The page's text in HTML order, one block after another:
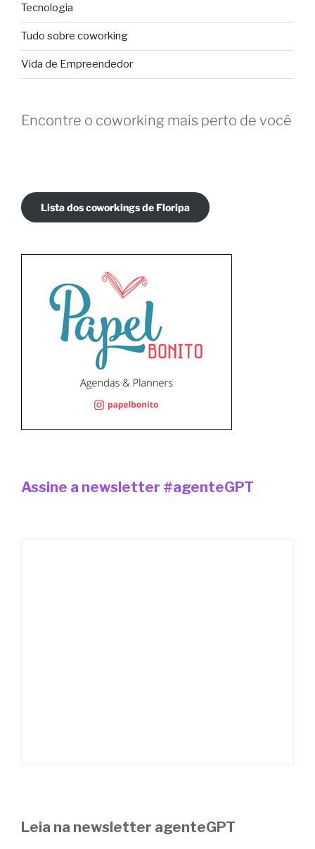
Tecnologia
Tudo sobre coworking
Vida de Empreendedor
Encontre o coworking mais perto de você
Lista dos coworkings de Floripa
Assine a newsletter #agenteGPT
Leia na newsletter agenteGPT